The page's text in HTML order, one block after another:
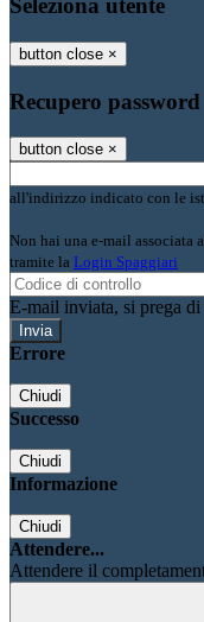
Seleziona utente
button close ×
Recupero password
button close ×
all'indirizzo indicato con le
Non hai una e-mail associata
tramite la Login Spaggiari
E-mail inviata, si prega
Errore
Chiudi
Successo
Chiudi
Informazione
Chiudi
Attendere...
Attendere il